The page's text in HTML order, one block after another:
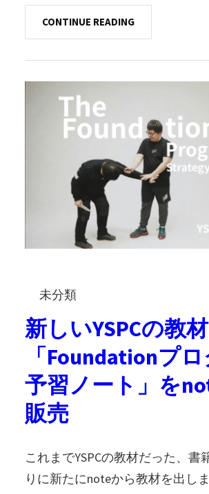
CONTINUE READING
未分類
新しいYSPCの教材
「Foundationプ
予習ノート」を
販売
これまでYSPCの教材だった、書
りに新たにnoteから教材を出し